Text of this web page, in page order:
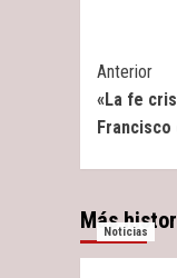
Post
Anterior
«La fe
Francisco
MásNoticias